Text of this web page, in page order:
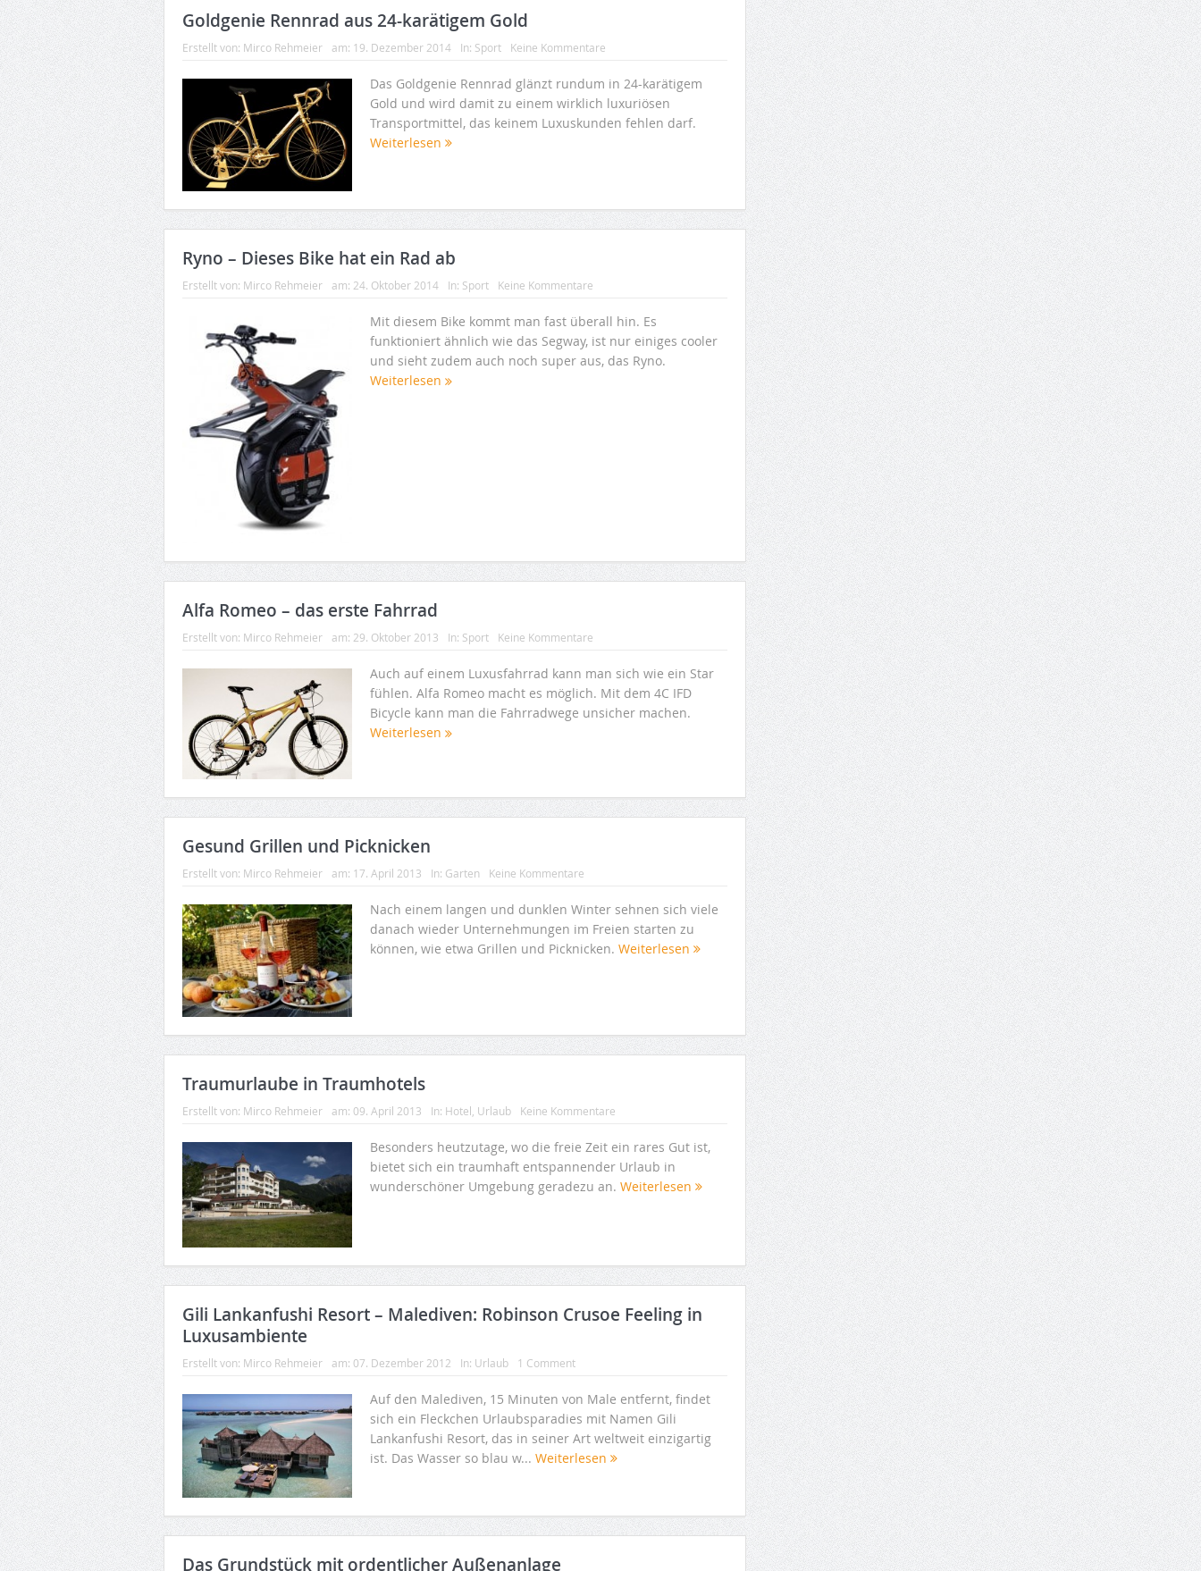
Goldgenie Rennrad aus 24-karätigem Gold
Erstellt von: Mirco Rehmeier am: 19. Dezember 2014 In: Sport Keine Kommentare
Das Goldgenie Rennrad glänzt rundum in 24-karätigem
Gold und wird damit zu einem wirklich luxuriösen
Transportmittel, das keinem Luxuskunden fehlen darf.
Weiterlesen
Ryno – Dieses Bike hat ein Rad ab
Erstellt von: Mirco Rehmeier am: 24. Oktober 2014 In: Sport Keine Kommentare
Mit diesem Bike kommt man fast überall hin. Es
funktioniert ähnlich wie das Segway, ist nur einiges cooler
und sieht zudem auch noch super aus, das Ryno.
Weiterlesen
Alfa Romeo – das erste Fahrrad
Erstellt von: Mirco Rehmeier am: 29. Oktober 2013 In: Sport Keine Kommentare
Auch auf einem Luxusfahrrad kann man sich wie ein Star
fühlen. Alfa Romeo macht es möglich. Mit dem 4C IFD
Bicycle kann man die Fahrradwege unsicher machen.
Weiterlesen
Gesund Grillen und Picknicken
Erstellt von: Mirco Rehmeier am: 17. April 2013 In: Garten Keine Kommentare
Nach einem langen und dunklen Winter sehnen sich viele
danach wieder Unternehmungen im Freien starten zu
können, wie etwa Grillen und Picknicken. Weiterlesen
Traumurlaube in Traumhotels
Erstellt von: Mirco Rehmeier am: 09. April 2013 In: Hotel Urlaub Keine Kommentare
Besonders heutzutage, wo die freie Zeit ein rares Gut ist,
bietet sich ein traumhaft entspannender Urlaub in
wunderschöner Umgebung geradezu an. Weiterlesen
Gili Lankanfushi Resort – Malediven: Robinson Crusoe Feeling in
Luxusambiente
Erstellt von: Mirco Rehmeier am: 07. Dezember 2012 In: Urlaub 1 Comment
Auf den Malediven, 15 Minuten von Male entfernt, findet
sich ein Fleckchen Urlaubsparadies mit Namen Gili
Lankanfushi Resort, das in seiner Art weltweit einzigartig
ist. Das Wasser so blau w... Weiterlesen
Das Grundstück mit ordentlicher Außenanlage